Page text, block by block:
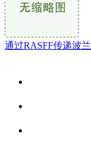
通过RASFF传递波兰